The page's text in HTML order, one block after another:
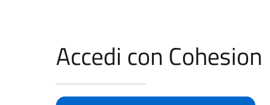
Accedi con Cohesion